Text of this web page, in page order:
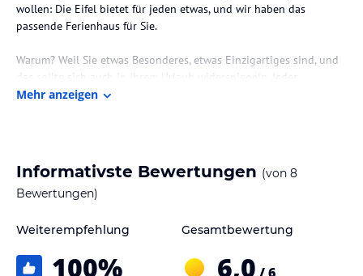
wollen: Die Eifel bietet für jeden etwas, und wir haben das
passende Ferienhaus für Sie.
Warum? Weil Sie etwas Besonderes, etwas Einzigartiges sind, und
das sollte sich auch in Ihrem Urlaub widerspiegeln. Jedes
Möbelstück, jeder Einrichtungs­gegenstand, jedes Deko-Element –
Darum werden Sie auch keine goldenen Wasserhähne bei uns
finden. Wir sind der Ansicht, dass dies nicht den Wohlfühlfaktor
Und in einem Museum, wo überall „Please don’t touch“ draufsteht,
Mehr anzeigen
Informativste Bewertungen (von 8
Bewertungen)
Weiterempfehlung
100%
Gesamtbewertung
6,0